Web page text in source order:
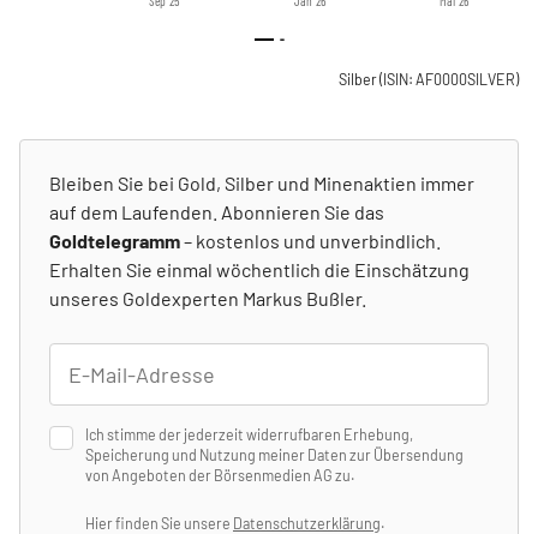
-
Silber(ISIN: AF0000SILVER)
Bleiben Sie bei Gold, Silber und Minenaktien immer
auf dem Laufenden. Abonnieren Sie das
Goldtelegramm– kostenlos und unverbindlich.
Erhalten Sie einmal wöchentlich die Einschätzung
unseres Goldexperten Markus Bußler.
Ich stimme der jederzeit widerrufbaren Erhebung,
Speicherung und Nutzung meiner Daten zur Übersendung
von Angeboten der Börsenmedien AG zu.
Hier finden Sie unsere Datenschutzerklärung.